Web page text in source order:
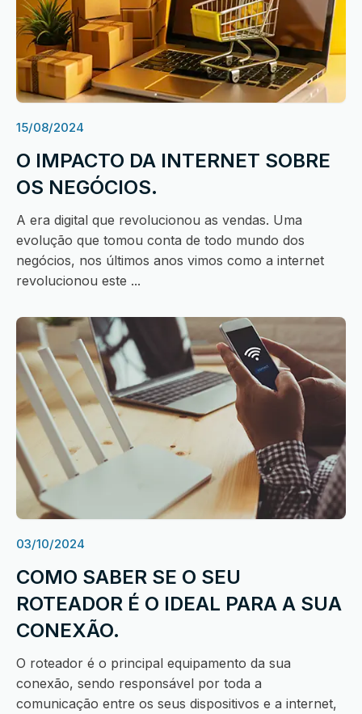
15/08/2024
O IMPACTO DA INTERNET SOBRE
OS NEGÓCIOS.
A era digital que revolucionou as vendas. Uma
evolução que tomou conta de todo mundo dos
negócios, nos últimos anos vimos como a internet
revolucionou este ...
03/10/2024
COMO SABER SE O SEU
ROTEADOR É O IDEAL PARA A SUA
CONEXÃO.
O roteador é o principal equipamento da sua
conexão, sendo responsável por toda a
comunicação entre os seus dispositivos e a internet,